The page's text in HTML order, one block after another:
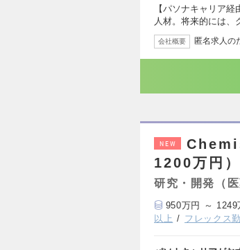
【パソナキャリア
人材。将来的には
会社概要 匿名求人の
NEW
1200万円）
研究・開発（医
950万円 ～ 1249
以上
フレックス